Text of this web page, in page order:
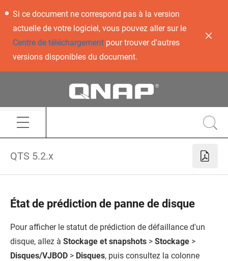
Si ce document ne correspond pas à la version
actuelle de votre logiciel, vous pouvez aller sur le
Centre de téléchargementpour trouver d'autres
versions disponibles du document.
QTS 5.2.x
État de prédiction de panne de disque
Pour afficher le statut de prédiction de défaillance d'un
disque, allez à Stockage et snapshots > Stockage >
Disques/VJBOD > Disques, puis consultez la colonne